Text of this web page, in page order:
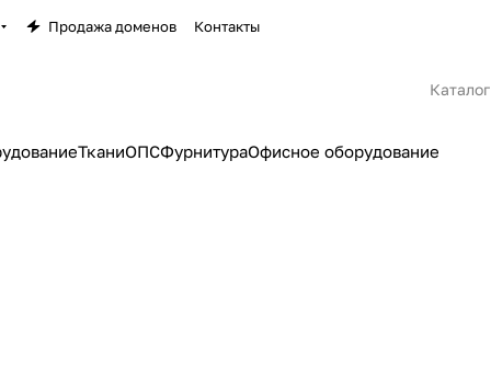
Продажа доменов Контакты
Каталог
ТканиОПСФурнитураОфисное оборудование